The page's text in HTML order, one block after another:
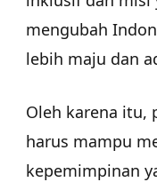
mengubah
lebih maju dan
Oleh karena itu,
harus mampu
kepemimpinan